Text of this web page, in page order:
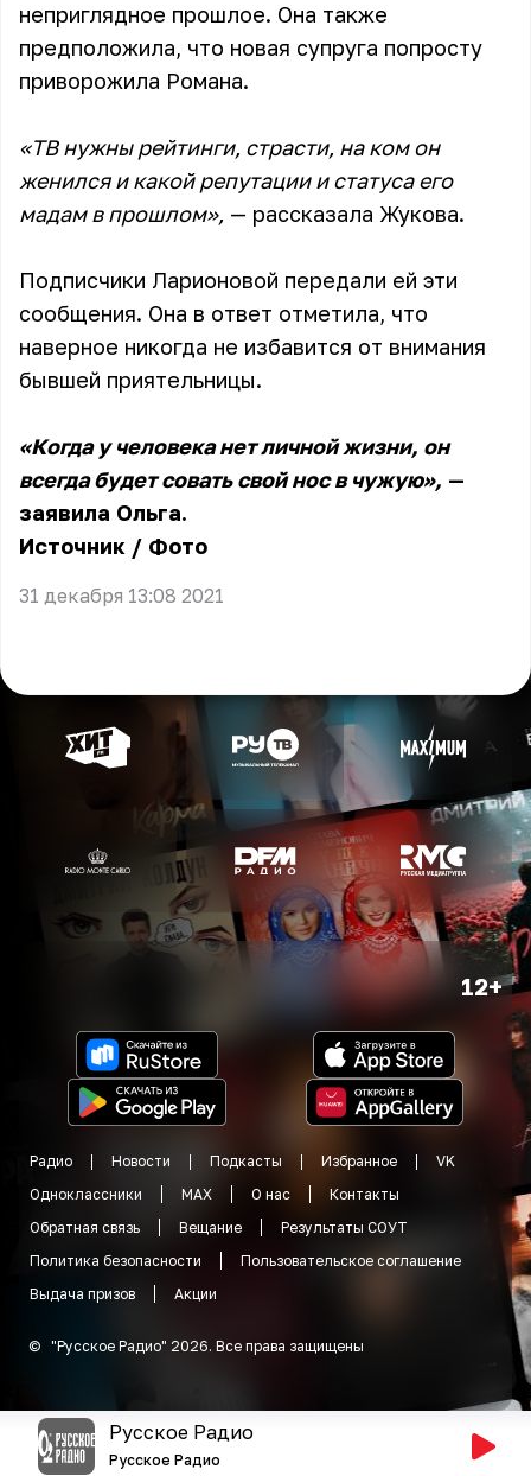
неприглядное прошлое. Она также
предположила, что новая супруга попросту
приворожила Романа.
«ТВ нужны рейтинги, страсти, на ком он
женился и какой репутации и статуса его
мадам в прошлом», — рассказала Жукова.
Подписчики Ларионовой передали ей эти
сообщения. Она в ответ отметила, что
наверное никогда не избавится от внимания
бывшей приятельницы.
«Когда у человека нет личной жизни, он
всегда будет совать свой нос в чужую», —
заявила Ольга.
Источник / Фото
31 декабря 13:08 2021
12+
Радио Новости Подкасты Избранное
VK
Одноклассники
MAX О нас
Контакты
Обратная связь
Вещание
Результаты СОУТ
Политика безопасности
Пользовательское соглашение
Выдача призов
Акции
© "Русское Радио" 2026. Все права защищены
Русское Радио
Русское Радио